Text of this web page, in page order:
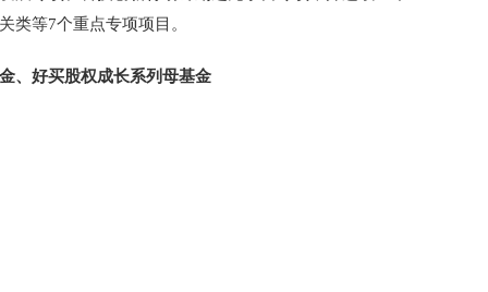
类等7个重点专项项目。
、好买股权成长系列母基金